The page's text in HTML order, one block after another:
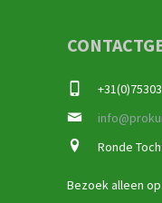
Ronde
Bezoek alleen